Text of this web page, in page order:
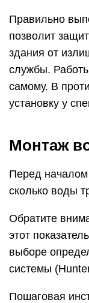
Правильно
позволит
здания от
службы.
самому. В
установку у
Монтаж
Перед началом
сколько воды
Обратите
этот
выборе
системы
Пошаговая